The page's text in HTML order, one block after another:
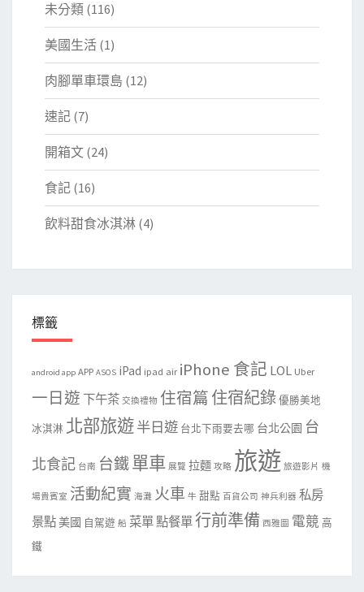
未分類 (116)
美國生活 (1)
肉腳單車環島 (12)
速記 (7)
開箱文 (24)
食記 (16)
飲料甜食冰淇淋 (4)
標籤
android app APP ASOS iPad ipad air iPhone 食記 LOL Uber
一日遊 下午茶 交換禮物 住宿篇 住宿紀錄 優勝美地
冰淇淋 北部旅遊半日遊 台北下雨要去哪 台北公園 台
北食記 台南 台鐵單車 展覽 拉麵 攻略 旅遊 旅遊影片 機
場貴賓室 活動紀實 海灘 火車 牛 甜點 百貨公司 神兵利器 私房
景點美國 自駕遊 船 菜單 點餐單行前準備 西雅圖 電競 高
鐵